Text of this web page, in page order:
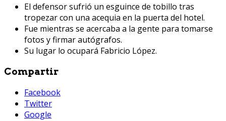
El defensor sufrió un esguince de tobillo tras
tropezar con una acequia en la puerta del hotel.
Fue mientras se acercaba a la gente para tomarse
fotos y firmar autógrafos.
Su lugar lo ocupará Fabricio López.
Compartir
Facebook
Twitter
Google